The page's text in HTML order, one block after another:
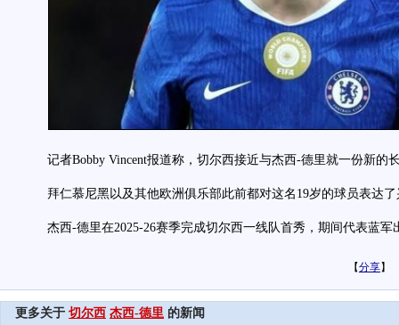
记者Bobby Vincent报道称，切尔西接近与杰西-德里就一份新的
拜仁慕尼黑以及其他欧洲俱乐部此前都对这名19岁的球员表达了
杰西-德里在2025-26赛季完成切尔西一线队首秀，期间代表蓝军
【分享】
更多关于 切尔西 杰西-德里 的新闻